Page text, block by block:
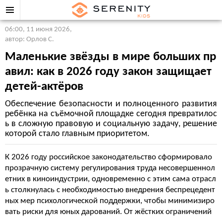
06:00, 11 июня 2026,
автор: Орлов С.
Маленькие звёзды в мире больших пр
авил: как в 2026 году закон защищает
детей-актёров
Обеспечение безопасности и полноценного развития
ребёнка на съёмочной площадке сегодня превратилос
ь в сложную правовую и социальную задачу, решение
которой стало главным приоритетом.
К 2026 году российское законодательство сформировало
прозрачную систему регулирования труда несовершеннол
етних в киноиндустрии, одновременно с этим сама отрасл
ь столкнулась с необходимостью внедрения беспрецедент
ных мер психологической поддержки, чтобы минимизиро
вать риски для юных дарований. От жёстких ограничений